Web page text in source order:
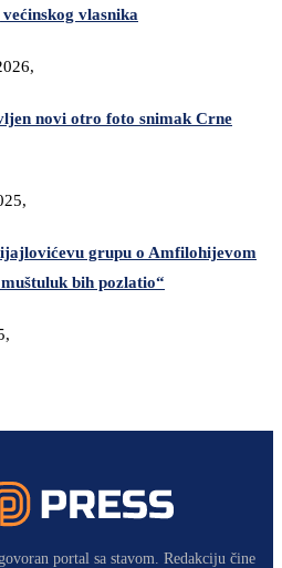
vlasnika
novi otro foto snimak Crne
grupu o Amfilohijevom
bih pozlatio“
portal sa stavom. Redakciju čine